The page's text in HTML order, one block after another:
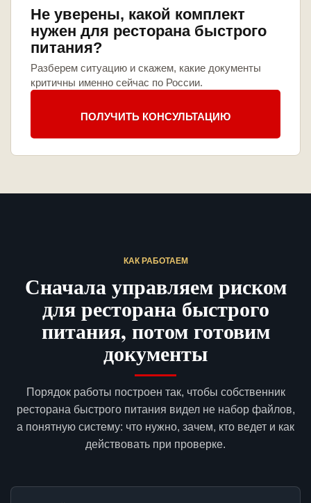
Не уверены, какой комплект
нужен для ресторана быстрого
питания?
Разберем ситуацию и скажем, какие документы
критичны именно сейчас по России.
ПОЛУЧИТЬ КОНСУЛЬТАЦИЮ
КАК РАБОТАЕМ
Сначала управляем риском
для ресторана быстрого
питания, потом готовим
документы
Порядок работы построен так, чтобы собственник
ресторана быстрого питания видел не набор файлов,
а понятную систему: что нужно, зачем, кто ведет и как
действовать при проверке.